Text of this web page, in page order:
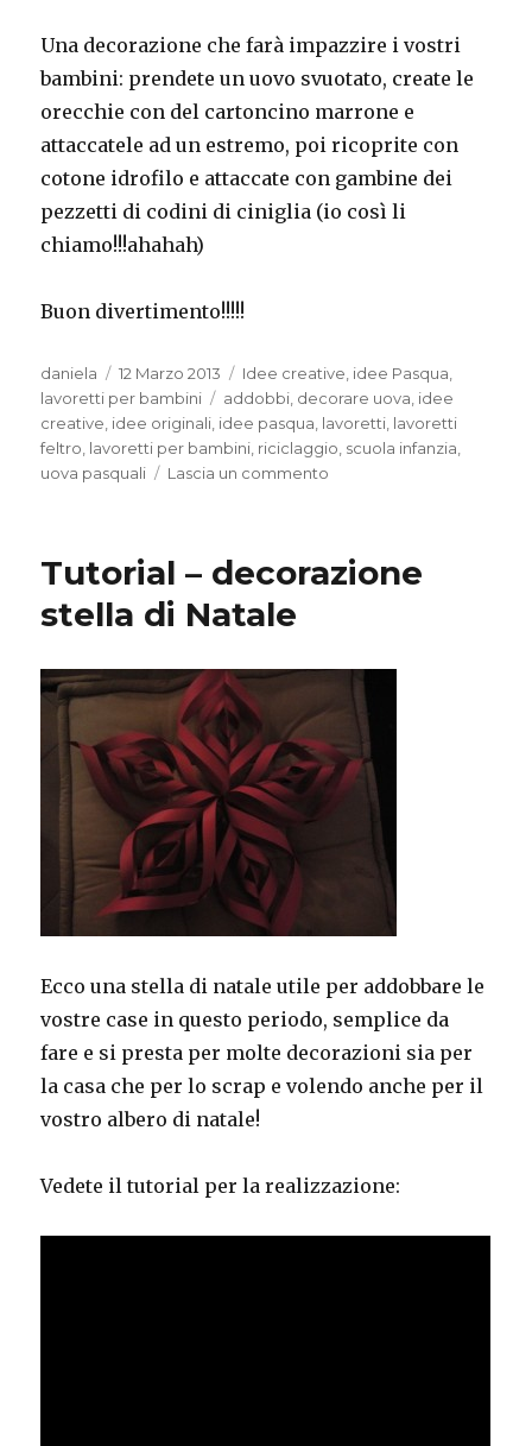
Una decorazione che farà impazzire i vostri
bambini: prendete un uovo svuotato, create le
orecchie con del cartoncino marrone e
attaccatele ad un estremo, poi ricoprite con
cotone idrofilo e attaccate con gambine dei
pezzetti di codini di ciniglia (io così li
chiamo!!!ahahah)
Buon divertimento!!!!!
Autore
daniela
Pubblicato
il
12 Marzo 2013 Categorie
Idee creative, idee Pasqua,
lavoretti per bambini
Tag
addobbi, decorare uova, idee
creative, idee originali, idee pasqua, lavoretti, lavoretti
feltro, lavoretti per bambini, riciclaggio, scuola infanzia,
uova pasquali
Lascia un commento
per
Tutorial – decorazione
stella di Natale
Ecco una stella di natale utile per addobbare le
vostre case in questo periodo, semplice da
fare e si presta per molte decorazioni sia per
la casa che per lo scrap e volendo anche per il
vostro albero di natale!
Vedete il tutorial per la realizzazione: